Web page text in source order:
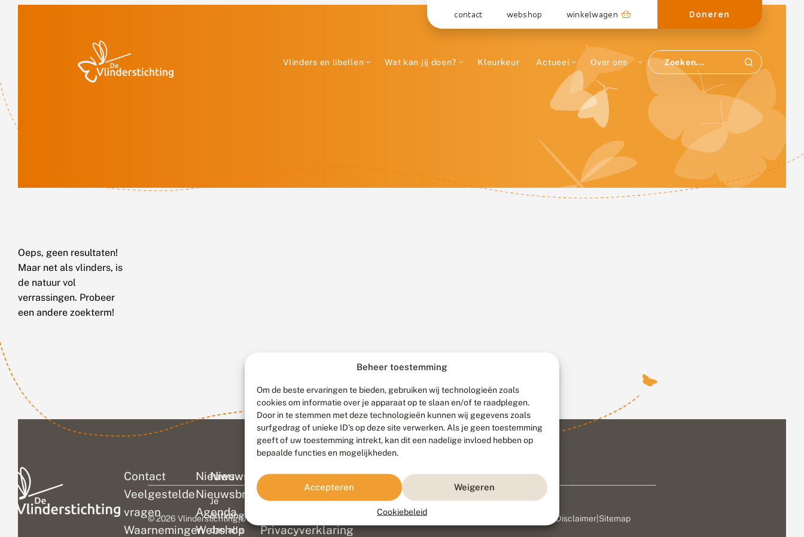
Beheer toestemming
Om de beste ervaringen te bieden, gebruiken wij technologieën zoals
cookies om informatie over je apparaat op te slaan en/of te raadplegen.
Door in te stemmen met deze technologieën kunnen wij gegevens zoals
surfgedrag of unieke ID's op deze site verwerken. Als je geen toestemming
geeft of uw toestemming intrekt, kan dit een nadelige invloed hebben op
bepaalde functies en mogelijkheden.
Accepteren Weigeren
Cookiebeleid
contact webshop winkelwagen Doneren
Vlinders en libellen Wat kan jij doen? Kleurkeur Actueel Over ons
Oeps, geen resultaten!
Maar net als vlinders, is
de natuur vol
verrassingen. Probeer
een andere zoekterm!
Contact
Veelgestelde
vragen
Waarnemingen
Nieuws
Nieuwsbrief
Agenda
Webshop
Colofon
Disclaimer
Privacyverklaring
Nieuwsbrief
Je
ontvangt
dan alle
© 2026 Vlinderstichting|Duurzaam ontwikkeld door Go2People, ontworpen door Disclaimer Sitemap